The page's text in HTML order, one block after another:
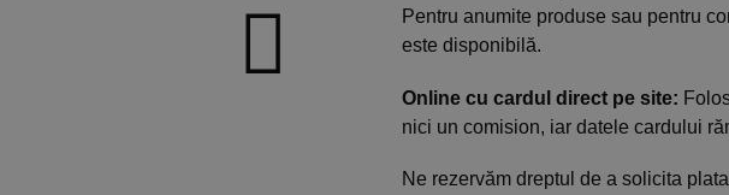
Pentru anumite produse sau pentru
este disponibilă.
Online cu cardul direct pe site:
nici un comision, iar datele cardului
Ne rezervăm dreptul de a solicita